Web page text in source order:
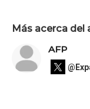
Más acerca del
AFP